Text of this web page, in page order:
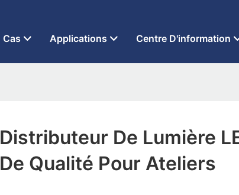
Cas Applications Centre D'information
Distributeur De Lumière
De Qualité Pour Ateliers